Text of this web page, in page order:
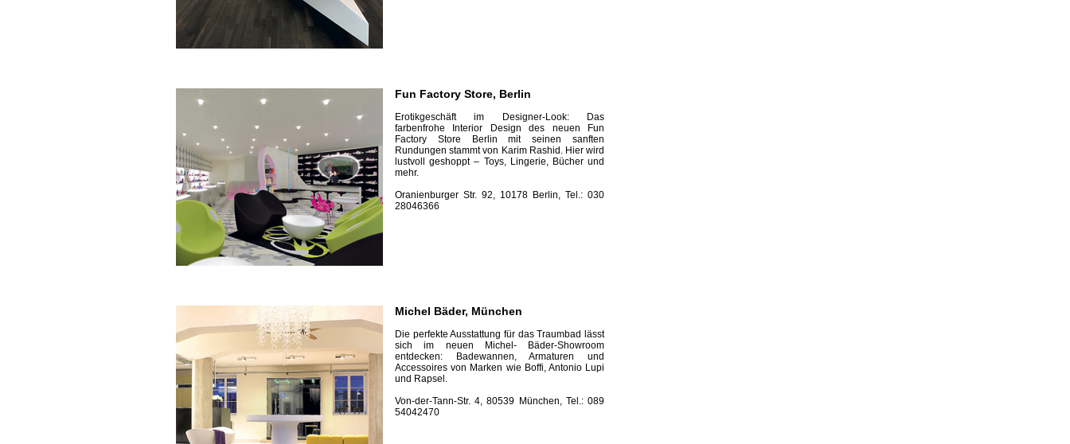
Fun Factory Store, Berlin
Erotikgeschäft im Designer-Look: Das
farbenfrohe Interior Design des neuen Fun
Factory Store Berlin mit seinen sanften
Rundungen stammt von Karim Rashid. Hier wird
lustvoll geshoppt – Toys, Lingerie, Bücher und
mehr.
Oranienburger Str. 92, 10178 Berlin, Tel.: 030
28046366
Michel Bäder, München
Die perfekte Ausstattung für das Traumbad lässt
sich im neuen Michel- Bäder-Show­room
entdecken: Badewannen, Armaturen und
Accessoires von Marken wie Boffi, Antonio Lupi
und Rapsel.
Von-der-Tann-Str. 4, 80539 München, Tel.: 089
54042470